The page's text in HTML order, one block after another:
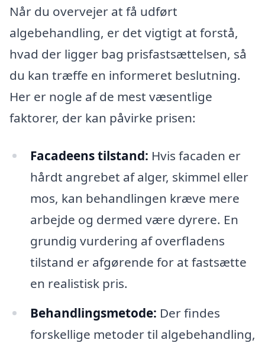
Når du overvejer at få udført
algebehandling, er det vigtigt at forstå,
hvad der ligger bag prisfastsættelsen, så
du kan træffe en informeret beslutning.
Her er nogle af de mest væsentlige
faktorer, der kan påvirke prisen:
Facadeens tilstand: Hvis facaden er
hårdt angrebet af alger, skimmel eller
mos, kan behandlingen kræve mere
arbejde og dermed være dyrere. En
grundig vurdering af overfladens
tilstand er afgørende for at fastsætte
en realistisk pris.
Behandlingsmetode: Der findes
forskellige metoder til algebehandling,